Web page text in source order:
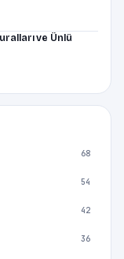
ve Ünlü
68
54
42
36